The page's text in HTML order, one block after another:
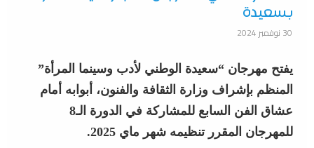
بسعيدة
30 نوفمبر 2024
يفتح مهرجان “سعيدة الوطني لأدب وسينما المرأة”
المنظم بإشراف وزارة الثقافة والفنون، أبوابه أمام
عشاق الفن السابع للمشاركة في الدورة الـ8
للمهرجان المقرر تنظيمه شهر ماي 2025.